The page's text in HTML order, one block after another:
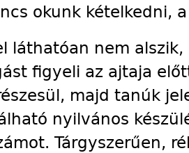
okunk kételkedni,
láthatóan nem
figyeli az ajtaja
majd tanúk
nyilvános
Tárgyszerűen,